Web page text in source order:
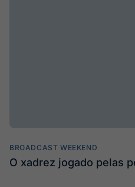
BROADCAST WEEKEND
O xadrez jogado pelas